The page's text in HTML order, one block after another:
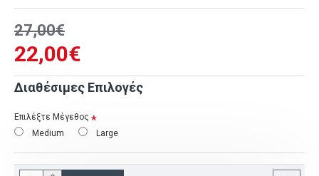
22,00€
27,00€
Διαθέσιμες Επιλογές
Επιλέξτε Μέγεθος
Medium
Large